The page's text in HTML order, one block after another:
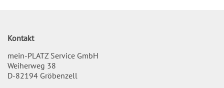
Kontakt
mein-PLATZ Service GmbH
Weiherweg 38
D-82194 Gröbenzell